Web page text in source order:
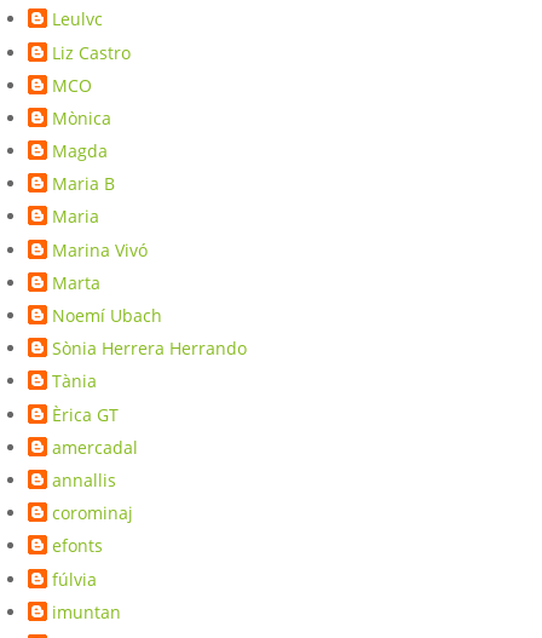
Leulvc
Liz Castro
MCO
Mònica
Magda
Maria B
Maria
Marina Vivó
Marta
Noemí Ubach
Sònia Herrera Herrando
Tània
Èrica GT
amercadal
annallis
corominaj
efonts
fúlvia
imuntan